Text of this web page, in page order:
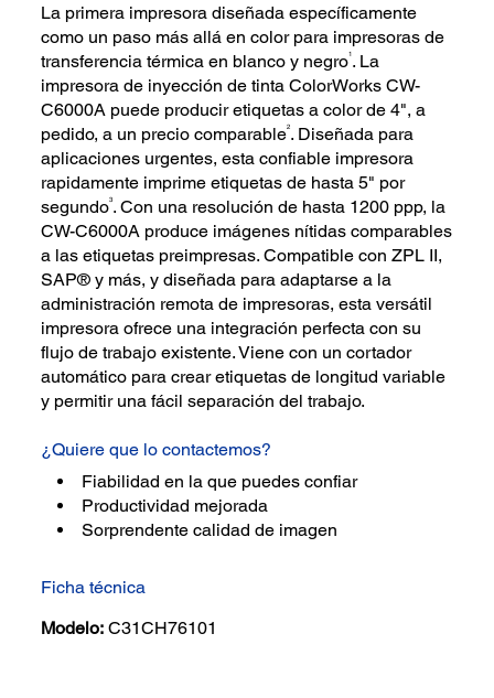
La primera impresora diseñada específicamente
como un paso más allá en color para impresoras de
transferencia térmica en blanco y negro1. La
impresora de inyección de tinta ColorWorks CW-
C6000A puede producir etiquetas a color de 4", a
pedido, a un precio comparable2. Diseñada para
aplicaciones urgentes, esta confiable impresora
rapidamente imprime etiquetas de hasta 5" por
segundo3. Con una resolución de hasta 1200 ppp, la
CW-C6000A produce imágenes nítidas comparables
a las etiquetas preimpresas. Compatible con ZPL II,
SAP® y más, y diseñada para adaptarse a la
administración remota de impresoras, esta versátil
impresora ofrece una integración perfecta con su
flujo de trabajo existente. Viene con un cortador
automático para crear etiquetas de longitud variable
y permitir una fácil separación del trabajo.
¿Quiere que lo contactemos?
Fiabilidad en la que puedes confiar
Productividad mejorada
Sorprendente calidad de imagen
Ficha técnica
Modelo: C31CH76101